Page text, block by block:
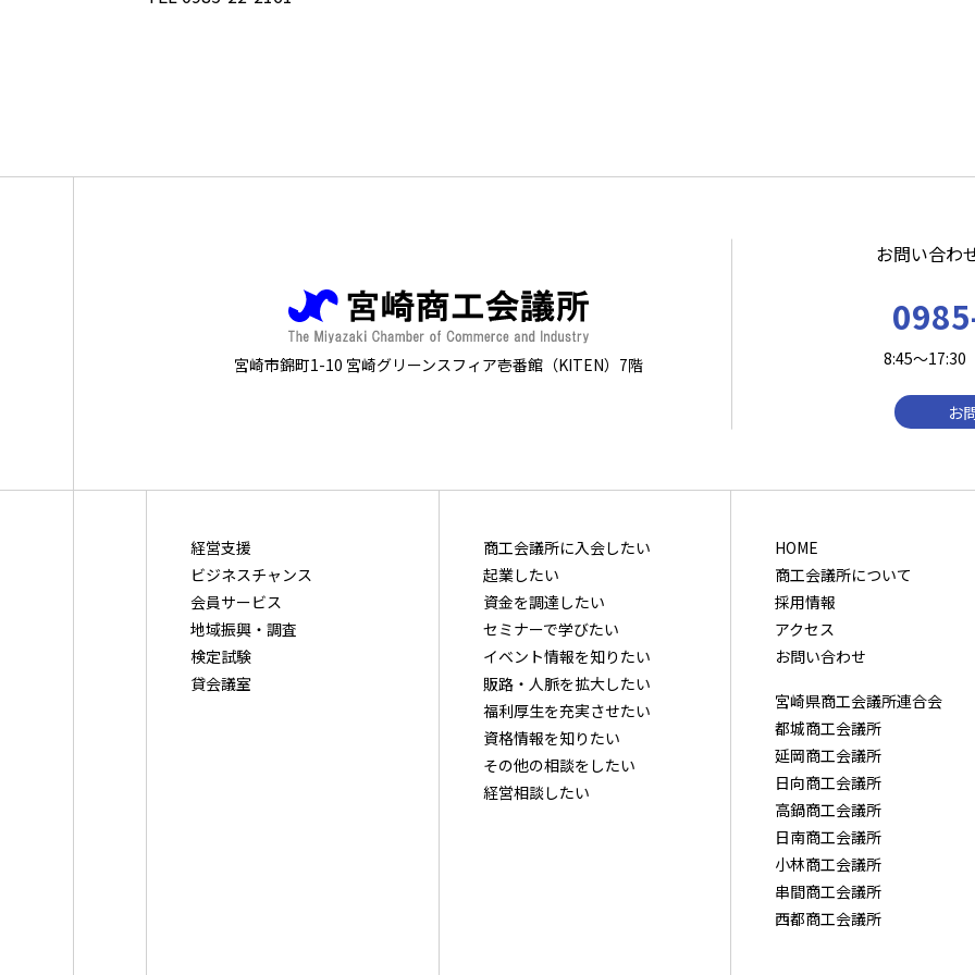
宮崎市錦町1-10 宮崎グリーンスフィア壱番館（KITEN）7階
お問い合わ
8:45～17:30
お
経営支援
ビジネスチャンス
会員サービス
地域振興・調査
検定試験
貸会議室
商⼯会議所に⼊会したい
起業したい
資⾦を調達したい
セミナーで学びたい
イベント情報を知りたい
販路・⼈脈を拡⼤したい
福利厚⽣を充実させたい
資格情報を知りたい
その他の相談をしたい
経営相談したい
HOME
商工会議所について
採用情報
アクセス
お問い合わせ
宮崎県商工会議所連合会
都城商工会議所
延岡商工会議所
日向商工会議所
高鍋商工会議所
日南商工会議所
小林商工会議所
串間商工会議所
西都商工会議所